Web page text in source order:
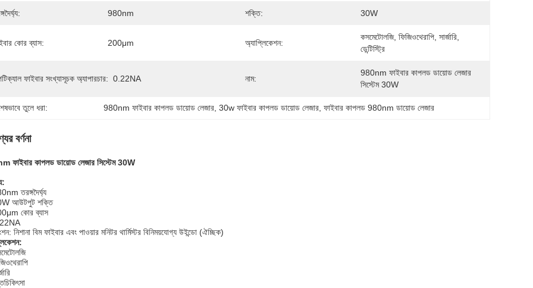
980nm শক্তি: 30W
কোর ব্যাস: 200μm অ্যাপ্লিকেশন:
কসমেটোলজি, ফিজিওথেরাপি, সার্জারি,
ডেন্টিস্ট্রি
ফাইবার সংখ্যাসূচক অ্যাপারচার: 0.22NA নাম:
980nm ফাইবার কাপলড ডায়োড লেজার
সিস্টেম 30W
তুলে ধরা: 980nm ফাইবার কাপলড ডায়োড লেজার , 30w ফাইবার কাপলড ডায়োড লেজার , ফাইবার কাপলড 980nm ডায়োড লেজার
বর্ণনা
ফাইবার কাপলড ডায়োড লেজার সিস্টেম 30W
তরঙ্গদৈর্ঘ্য
আউটপুট শক্তি
কোর ব্যাস
নিশানা বিম ফাইবার এবং পাওয়ার মনিটর থার্মিস্টর বিনিময়যোগ্য উইন্ডো (ঐচ্ছিক)